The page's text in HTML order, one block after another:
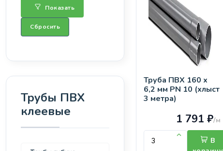
Показать
Сбросить
Трубы ПВХ
клеевые
Труба ПВХ 160 х
6,2 мм PN 10 (хлыст
3 метра)
1 791 ₽/м
В